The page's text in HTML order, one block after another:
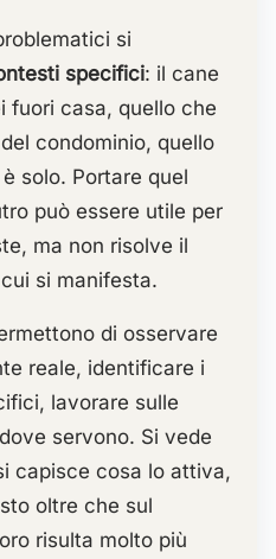
si
specifici: il cane
fuori casa, quello che
condominio, quello
solo. Portare quel
può essere utile per
ma non risolve il
si manifesta.
di osservare
reale, identificare i
lavorare sulle
servono. Si vede
capisce cosa lo attiva,
oltre che sul
risulta molto più